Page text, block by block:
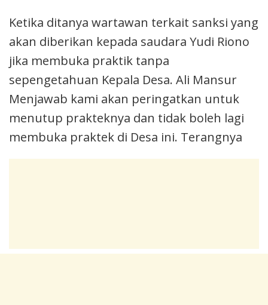
Ketika ditanya wartawan terkait sanksi yang
akan diberikan kepada saudara Yudi Riono
jika membuka praktik tanpa
sepengetahuan Kepala Desa. Ali Mansur
Menjawab kami akan peringatkan untuk
menutup prakteknya dan tidak boleh lagi
membuka praktek di Desa ini. Terangnya